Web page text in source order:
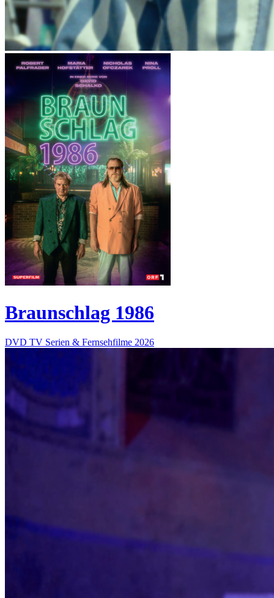
Braunschlag 1986
DVD TV Serien & Fernsehfilme 2026